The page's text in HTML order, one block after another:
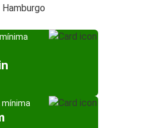
Hamburgo
mínima